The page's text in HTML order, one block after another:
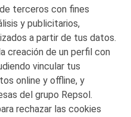
S.A.
terceros con fines
y publicitarios,
a partir de tus datos.
creación de un perfil con
vincular tus
online y offline, y
del grupo Repsol.
rechazar las cookies